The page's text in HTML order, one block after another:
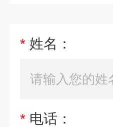
* 姓名：
* 电话：